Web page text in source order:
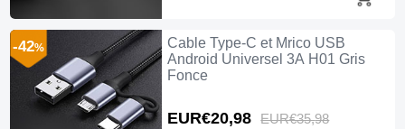
Cable Type-C et Mrico USB
Android Universel 3A H01 Gris
Fonce
EUR€20,98 EUR€35,98
-42%